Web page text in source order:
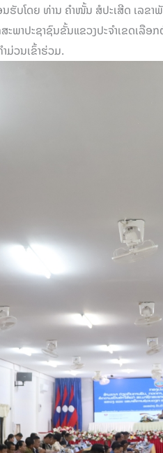
ບໂດຍ ທ່ານ ຄຳໜັ້ນ ສໍປະເສີດ ເລຂາ
ພາປະຊາຊົນຂັ້ນແຂວງປະຈໍາເຂດເ
ມ່ວນເຂົ້າຮ່ວມ.